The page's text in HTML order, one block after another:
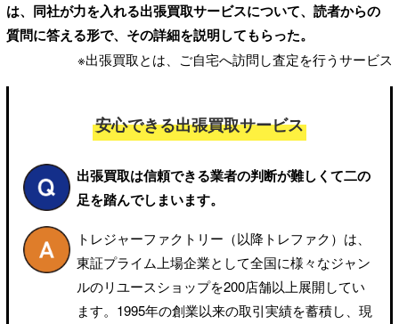
は、同社が力を入れる出張買取サービスについて、読者からの
質問に答える形で、その詳細を説明してもらった。
※出張買取とは、ご自宅へ訪問し査定を行うサービス
安心できる出張買取サービス
出張買取は信頼できる業者の判断が難しくて二の
足を踏んでしまいます。
トレジャーファクトリー（以降トレファク）は、
東証プライム上場企業として全国に様々なジャン
ルのリユースショップを200店舗以上展開してい
ます。1995年の創業以来の取引実績を蓄積し、現